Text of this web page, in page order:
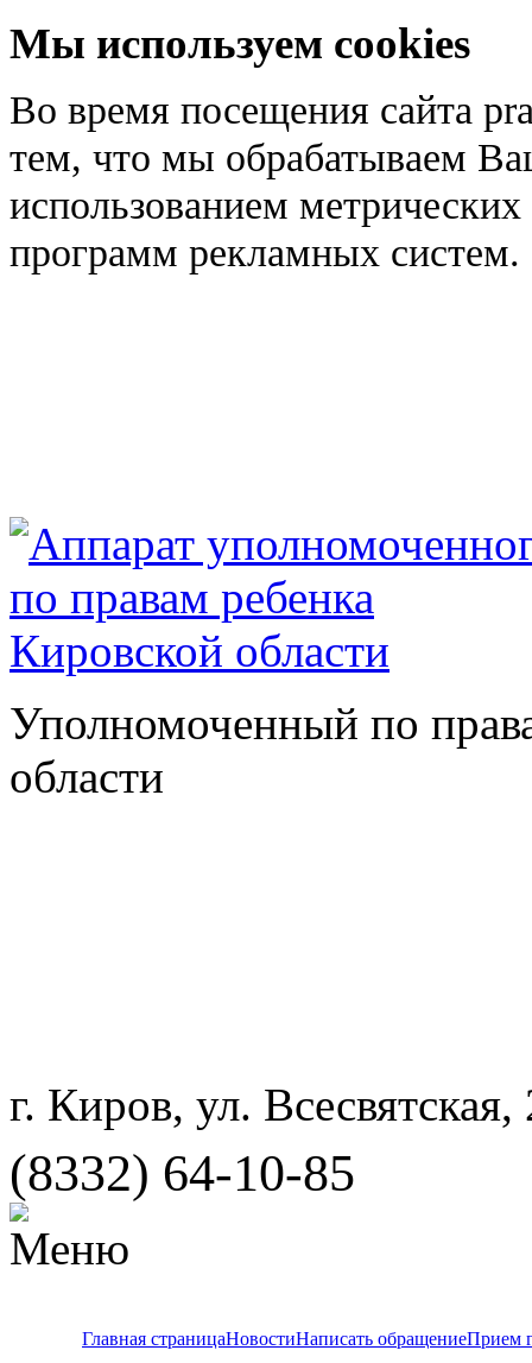
Мы используем cookies
Во время посещения сайта
тем, что мы обрабатываем
использованием
программ рекламных систем.
Уполномоченный по
области
г. Киров, ул. Всесвятская,
(8332) 64-10-85
Главная страницаНовостиНаписать обращениеПрием